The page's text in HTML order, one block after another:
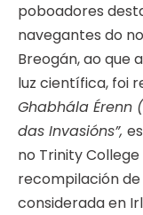
poboadores
navegantes do
Breogán, ao que
luz científica, foi
Ghabhála Érenn
das Invasións”,
no Trinity
recompilación de
considerada en